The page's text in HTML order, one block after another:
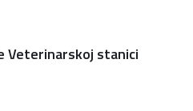
Veterinarskoj stanici